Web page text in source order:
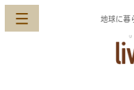
地球に暮